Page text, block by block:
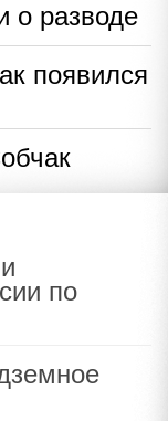
о разводе
появился
по